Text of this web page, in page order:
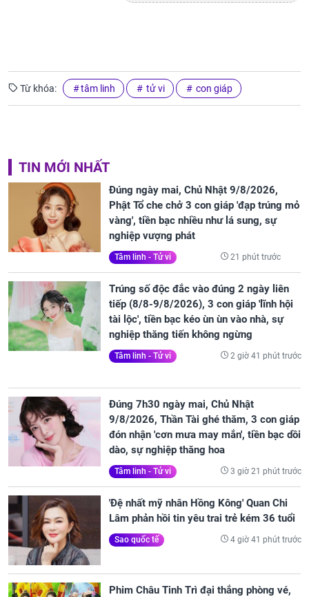
Từ khóa: tâm linh tử vi con giáp
TIN MỚI NHẤT
Đúng ngày mai, Chủ Nhật 9/8/2026,
Phật Tổ che chở 3 con giáp 'đạp trúng mỏ
vàng', tiền bạc nhiều như lá sung, sự
nghiệp vượng phát
Tâm linh - Tử vi 21 phút trước
Trúng số độc đắc vào đúng 2 ngày liên
tiếp (8/8-9/8/2026), 3 con giáp 'lĩnh hội
tài lộc', tiền bạc kéo ùn ùn vào nhà, sự
nghiệp thăng tiến không ngừng
Tâm linh - Tử vi 2 giờ 41 phút trước
Đúng 7h30 ngày mai, Chủ Nhật
9/8/2026, Thần Tài ghé thăm, 3 con giáp
đón nhận 'cơn mưa may mắn', tiền bạc dồi
dào, sự nghiệp thăng hoa
Tâm linh - Tử vi 3 giờ 21 phút trước
'Đệ nhất mỹ nhân Hồng Kông' Quan Chi
Lâm phản hồi tin yêu trai trẻ kém 36 tuổi
Sao quốc tế 4 giờ 41 phút trước
Phim Châu Tinh Trì đại thắng phòng vé,